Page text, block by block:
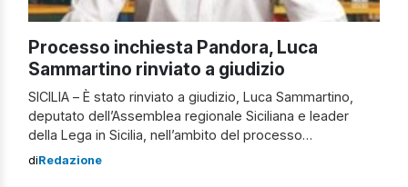
Processo inchiesta Pandora, Luca
Sammartino rinviato a giudizio
SICILIA – È stato rinviato a giudizio, Luca Sammartino,
deputato dell’Assemblea regionale Siciliana e leader
della Lega in Sicilia, nell’ambito del processo
dell’inchiesta Pandora. Lo ha deciso il G.U.P. di Catania,
diRedazione